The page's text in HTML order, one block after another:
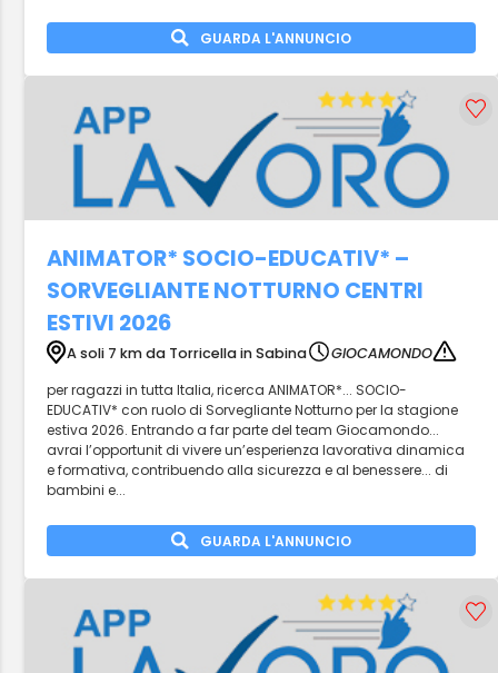
GUARDA L'ANNUNCIO
ANIMATOR* SOCIO-EDUCATIV* –
SORVEGLIANTE NOTTURNO CENTRI
ESTIVI 2026
A soli 7 km da Torricella in Sabina
GIOCAMONDO
per ragazzi in tutta Italia, ricerca ANIMATOR*... SOCIO-
EDUCATIV* con ruolo di Sorvegliante Notturno per la stagione
estiva 2026. Entrando a far parte del team Giocamondo...
avrai l’opportunit di vivere un’esperienza lavorativa dinamica
e formativa, contribuendo alla sicurezza e al benessere... di
bambini e...
GUARDA L'ANNUNCIO